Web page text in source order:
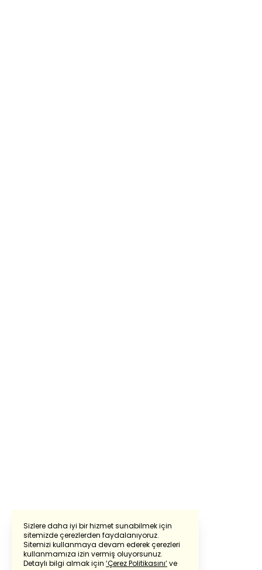
Sizlere daha iyi bir hizmet sunabilmek için
sitemizde çerezlerden faydalanıyoruz.
Sitemizi kullanmaya devam ederek çerezleri
kullanmamıza izin vermiş oluyorsunuz.
Detaylı bilgi almak için ‘Çerez Politikasını’ve
Powered by Translate